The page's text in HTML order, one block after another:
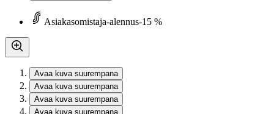
Asiakasomistaja-alennus-15 %
Avaa kuva suurempana
Avaa kuva suurempana
Avaa kuva suurempana
Avaa kuva suurempana